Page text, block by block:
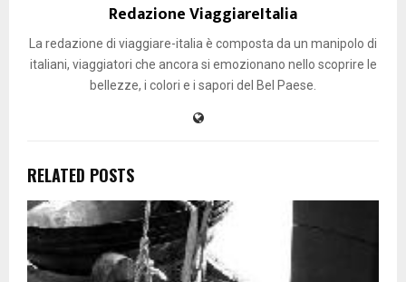
Redazione ViaggiareItalia
La redazione di viaggiare-italia è composta da un manipolo di
italiani, viaggiatori che ancora si emozionano nello scoprire le
bellezze, i colori e i sapori del Bel Paese.
RELATED POSTS